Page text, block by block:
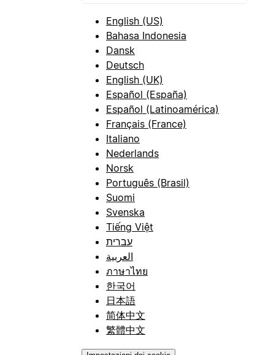
English (US)
Bahasa Indonesia
Dansk
Deutsch
English (UK)
Español (España)
Español (Latinoamérica)
Français (France)
Italiano
Nederlands
Norsk
Português (Brasil)
Suomi
Svenska
Tiếng Việt
עברית
العربية
ภาษาไทย
한국어
日本語
简体中文
繁體中文